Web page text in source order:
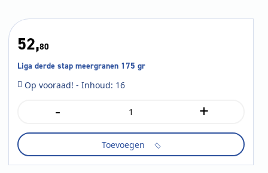
52,80
Liga derde stap meergranen 175 gr
Op vooraad! - Inhoud: 16
-
stap
175
gr
+
Toevoegen